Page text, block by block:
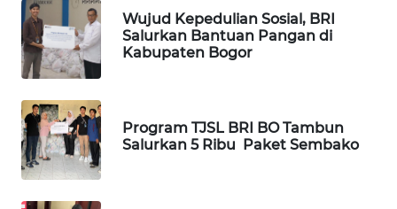
Wujud Kepedulian Sosial, BRI
Salurkan Bantuan Pangan di
Kabupaten Bogor
Program TJSL BRI BO Tambun
Salurkan 5 Ribu Paket Sembako
WN
TANJUNG
LESUNG
KARO
WN
SIMALUNGUN